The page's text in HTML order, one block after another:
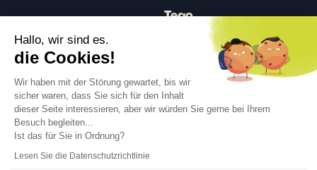
Folgen Sie uns
Tego
Vorher/Nachher KI
Hallo, wir sind es.
die Cookies!
Wir haben mit der Störung gewartet, bis wir
sicher waren, dass Sie sich für den Inhalt
dieser Seite interessieren, aber wir würden Sie gerne bei Ihrem
Besuch begleiten...
Ist das für Sie in Ordnung?
Lesen Sie die Datenschutzrichtlinie